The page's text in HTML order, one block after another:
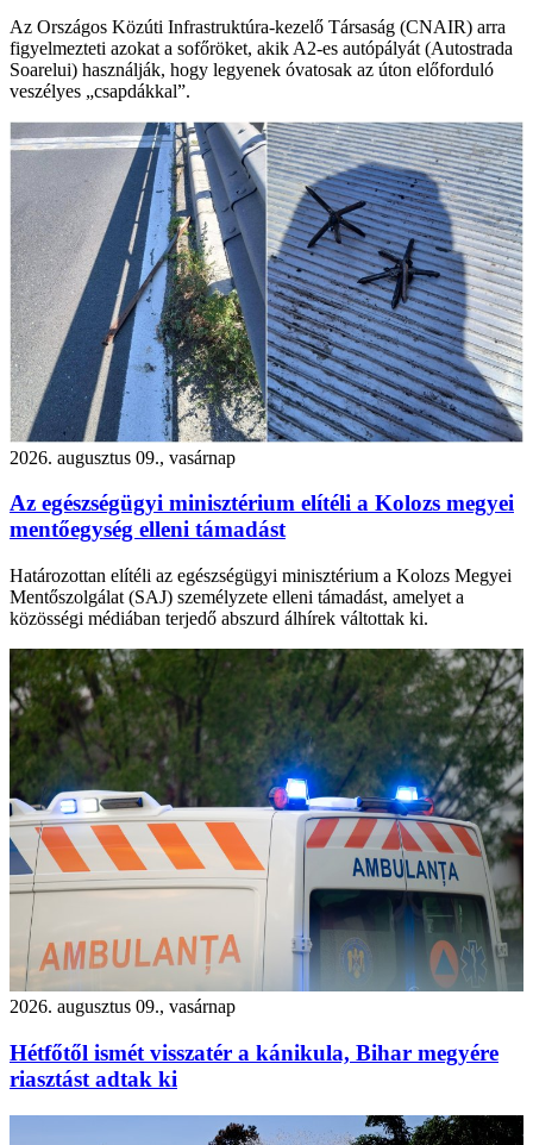
Az Országos Közúti Infrastruktúra-kezelő Társaság (CNAIR) arra
figyelmezteti azokat a sofőröket, akik A2-es autópályát (Autostrada
Soarelui) használják, hogy legyenek óvatosak az úton előforduló
veszélyes „csapdákkal”.
2026. augusztus 09., vasárnap
Az egészségügyi minisztérium elítéli a Kolozs megyei
mentőegység elleni támadást
Határozottan elítéli az egészségügyi minisztérium a Kolozs Megyei
Mentőszolgálat (SAJ) személyzete elleni támadást, amelyet a
közösségi médiában terjedő abszurd álhírek váltottak ki.
2026. augusztus 09., vasárnap
Hétfőtől ismét visszatér a kánikula, Bihar megyére
riasztást adtak ki